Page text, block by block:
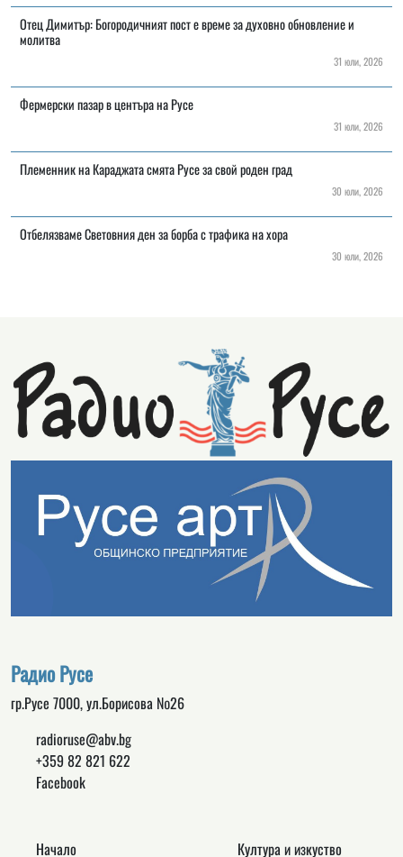
Отец Димитър: Богородичният пост е време за духовно обновление и
молитва
31 юли, 2026
Фермерски пазар в центъра на Русе
31 юли, 2026
Племенник на Караджата смята Русе за свой роден град
30 юли, 2026
Отбелязваме Световния ден за борба с трафика на хора
30 юли, 2026
Радио Русе
гр.Русе 7000, ул.Борисова №26
radioruse@abv.bg
+359 82 821 622
Facebook
Начало Култура и изкуство